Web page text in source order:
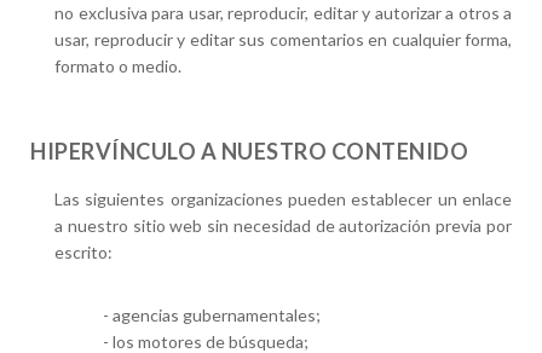
no exclusiva para usar, reproducir, editar y autorizar a otros a
usar, reproducir y editar sus comentarios en cualquier forma,
formato o medio.
HIPERVÍNCULO A NUESTRO CONTENIDO
Las siguientes organizaciones pueden establecer un enlace
a nuestro sitio web sin necesidad de autorización previa por
escrito:
- agencias gubernamentales;
- los motores de búsqueda;